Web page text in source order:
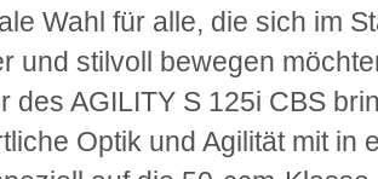
Wahl für alle, die sich im
und stilvoll bewegen
des AGILITY S 125i CBS
Optik und Agilität mit in